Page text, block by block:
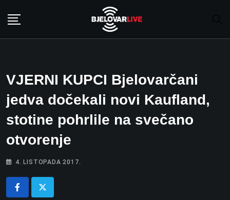
VJERNI KUPCI Bjelovarčani
jedva dočekali novi Kaufland,
stotine pohrlile na svečano
otvorenje
4. LISTOPADA 2017.